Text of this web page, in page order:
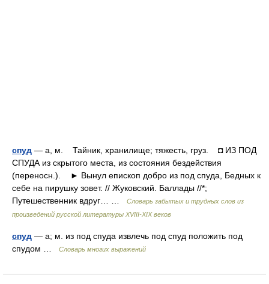
спуд — а, м. Тайник, хранилище; тяжесть, груз. ◘ ИЗ ПОД
СПУДА из скрытого места, из состояния бездействия
(переносн.). ► Вынул епископ добро из под спуда, Бедных к
себе на пирушку зовет. // Жуковский. Баллады //*;
Путешественник вдруг… …
Словарь забытых и трудных слов из
произведений русской литературы ХVIII-ХIХ веков
спуд — а; м. из под спуда извлечь под спуд положить под
спудом …
Словарь многих выражений